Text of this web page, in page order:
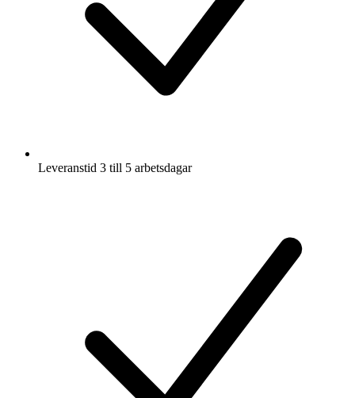
Leveranstid 3 till 5 arbetsdagar